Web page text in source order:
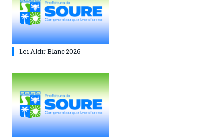
Lei Aldir Blanc 2026